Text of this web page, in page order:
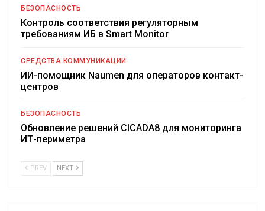
БЕЗОПАСНОСТЬ
Контроль соответствия регуляторным
требованиям ИБ в Smart Monitor
СРЕДСТВА КОММУНИКАЦИИ
ИИ-помощник Naumen для операторов контакт-
центров
БЕЗОПАСНОСТЬ
Обновление решений CICADA8 для мониторинга
ИТ-периметра
PREV NEXT